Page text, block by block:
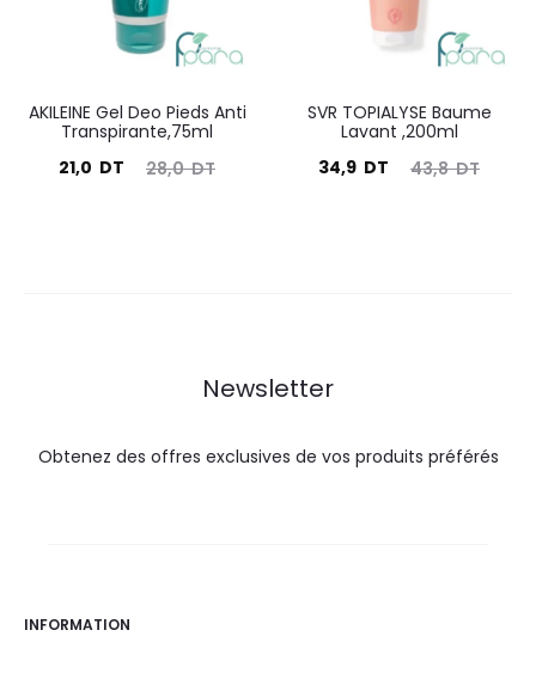
AKILEINE Gel Deo Pieds Anti
Transpirante,75ml
28,0DT
Le
21,0 DT
SVR TOPIALYSE Baume
Lavant ,200ml
43,8DT
Le
34,9 DT
Newsletter
Obtenez des offres exclusives de vos produits préférés
INFORMATION